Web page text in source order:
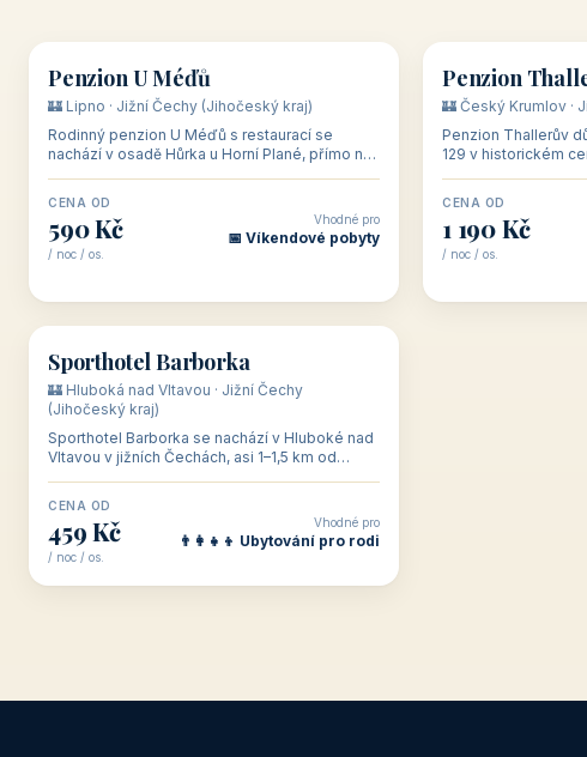
🏡 penzion
Penzion U Méďů
🏰 Lipno · Jižní Čechy (Jihočeský kraj)
Rodinný penzion U Méďů s restaurací se
nachází v osadě Hůrka u Horní Plané, přímo na
CENA OD
590 Kč
/ noc / os.
Vhodné pro
📅 Víkendové pobyty
🏡 penzion
Penzion
🏰 Český Krumlov ·
Penzion Thallerův
129 v historickém
CENA OD
1 190 Kč
/ noc / os.
🏨 hotel
Sporthotel Barborka
🏰 Hluboká nad Vltavou · Jižní Čechy
(Jihočeský kraj)
Sporthotel Barborka se nachází v Hluboké nad
Vltavou v jižních Čechách, asi 1–1,5 km od
CENA OD
459 Kč
/ noc / os.
Vhodné pro
👨‍👩‍👧‍👦 Ubytování pro rodi